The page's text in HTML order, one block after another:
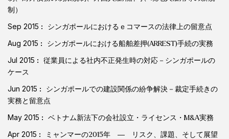
制）
Sep 2015 シンガポールにおけるｅコマースの法律上の留意点
Aug 2015 シンガポールにおける船舶差押(ARREST)手続の実務
Jul 2015
従業員による社内不正発生時の対応－シンガポールの
ケース
Jun 2015
シンガポールでの建設関係の紛争解決－裁定手続きの
実務と留意点
May 2015 ベトナム新法下の会社設立・ライセンス・M&A実務
Apr 2015 ミャンマーの2015年 ― リスク、課題、そして展望